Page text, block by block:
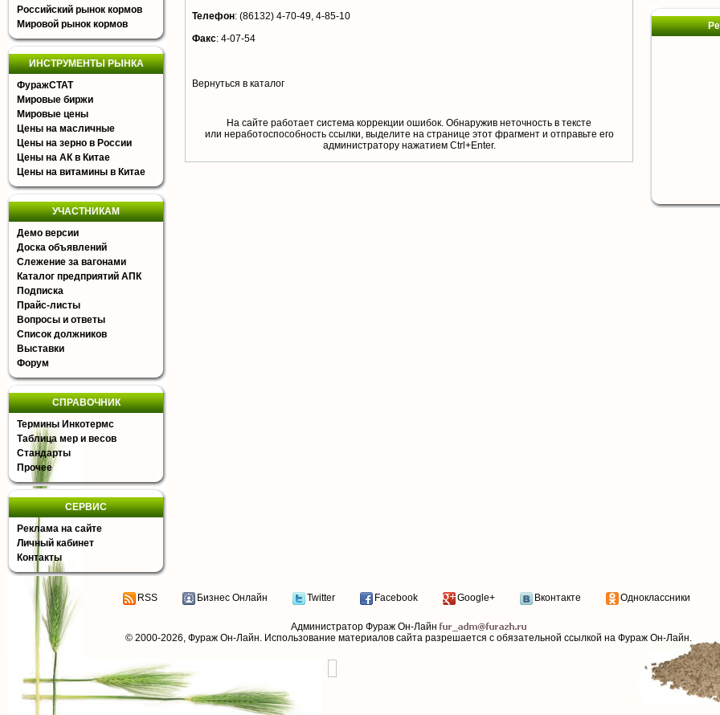
Российский рынок кормов
Мировой рынок кормов
ИНСТРУМЕНТЫ РЫНКА
ФуражСТАТ
Мировые биржи
Мировые цены
Цены на масличные
Цены на зерно в России
Цены на АК в Китае
Цены на витамины в Китае
УЧАСТНИКАМ
Демо версии
Доска объявлений
Слежение за вагонами
Каталог предприятий АПК
Подписка
Прайс-листы
Вопросы и ответы
Список должников
Выставки
Форум
СПРАВОЧНИК
Термины Инкотермс
Таблица мер и весов
Стандарты
Прочее
СЕРВИС
Реклама на сайте
Личный кабинет
Контакты
Телефон: (86132) 4-70-49, 4-85-10
Факс: 4-07-54
Вернуться в каталог
На сайте работает система коррекции ошибок. Обнаружив неточность в тексте
или неработоспособность ссылки, выделите на странице этот фрагмент и отправьте его
aдминистратору нажатием Ctrl+Enter.
RSS Бизнес Онлайн Twitter Facebook Google+ Вконтакте Одноклассники
Администратор Фураж Он-Лайн
© 2000-2026, Фураж Он-Лайн. Использование материалов сайта разрешается с обязательной ссылкой на Фураж Он-Лайн.